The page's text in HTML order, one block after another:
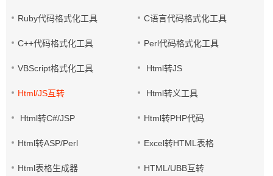
Ruby代码格式化工具 C语言代码格式化工具
C++代码格式化工具 Perl代码格式化工具
VBScript格式化工具 Html转JS
Html/JS互转 Html转义工具
Html转C#/JSP Html转PHP代码
Html转ASP/Perl Excel转HTML表格
Html表格生成器 HTML/UBB互转